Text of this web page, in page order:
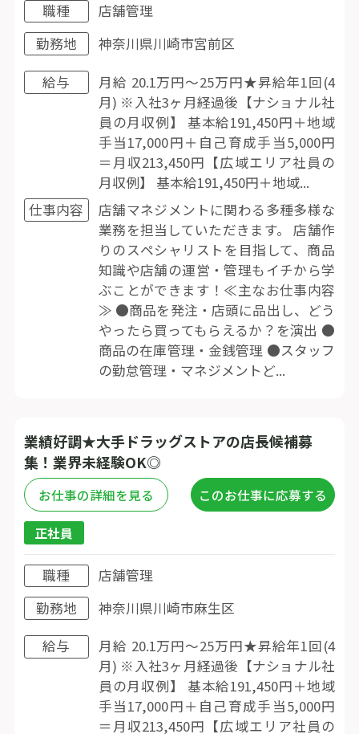
職種
店舗管理
勤務地
神奈川県川崎市宮前区
給与
月給 20.1万円〜25万円★昇給年1回(4
月) ※入社3ヶ月経過後【ナショナル社
員の月収例】 基本給191,450円＋地域
手当17,000円＋自己育成手当5,000円
＝月収213,450円【広域エリア社員の
月収例】 基本給191,450円＋地域...
仕事内容
店舗マネジメントに関わる多種多様な
業務を担当していただきます。 店舗作
りのスペシャリストを目指して、商品
知識や店舗の運営・管理もイチから学
ぶことができます！≪主なお仕事内容
≫ ●商品を発注・店頭に品出し、どう
やったら買ってもらえるか？を演出 ●
商品の在庫管理・金銭管理 ●スタッフ
の勤怠管理・マネジメントど...
業績好調★大手ドラッグストアの店長候補募
集！業界未経験OK◎
お仕事の詳細を見る このお仕事に応募する
正社員
職種
店舗管理
勤務地
神奈川県川崎市麻生区
給与
月給 20.1万円〜25万円★昇給年1回(4
月) ※入社3ヶ月経過後【ナショナル社
員の月収例】 基本給191,450円＋地域
手当17,000円＋自己育成手当5,000円
＝月収213,450円【広域エリア社員の